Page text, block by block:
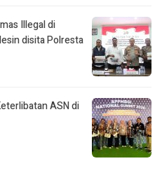
Illegal di
disita Polresta
ASN di